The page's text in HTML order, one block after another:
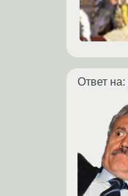
Ответ на: